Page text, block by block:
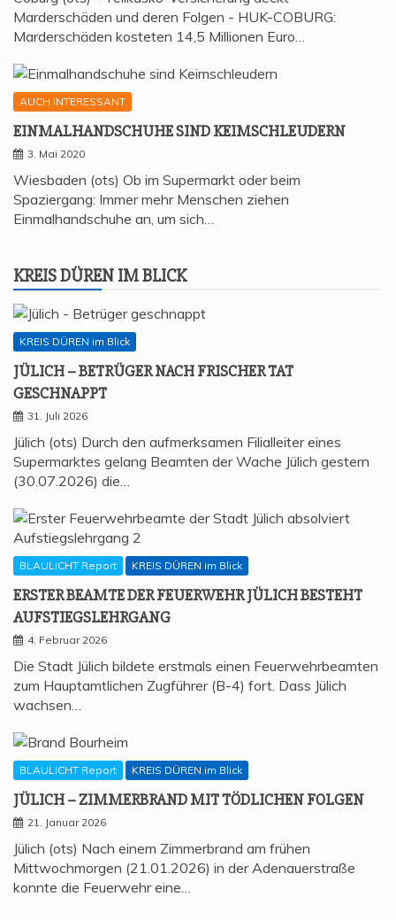
Marderschäden und deren Folgen - HUK-COBURG:
Marderschäden kosteten 14,5 Millionen Euro…
AUCH INTERESSANT
EIN­MAL­HAND­SCHU­HE SIND KEIMSCHLEUDERN
3. Mai 2020
Wiesbaden (ots) Ob im Supermarkt oder beim
Spaziergang: Immer mehr Menschen ziehen
Einmalhandschuhe an, um sich…
KREIS DÜREN IM BLICK
KREIS DÜREN im Blick
JÜLICH – BETRÜ­GER NACH FRI­SCHER TAT
GESCHNAPPT
31. Juli 2026
Jülich (ots) Durch den aufmerksamen Filialleiter eines
Supermarktes gelang Beamten der Wache Jülich gestern
(30.07.2026) die…
BLAULICHT Report KREIS DÜREN im Blick
ERS­TER BEAM­TE DER FEU­ER­WEHR JÜLICH BESTEHT
AUFSTIEGSLEHRGANG
4. Februar 2026
Die Stadt Jülich bildete erstmals einen Feuerwehrbeamten
zum Hauptamtlichen Zugführer (B-4) fort. Dass Jülich
wachsen…
BLAULICHT Report KREIS DÜREN im Blick
JÜLICH – ZIM­MER­BRAND MIT TÖD­LI­CHEN FOLGEN
21. Januar 2026
Jülich (ots) Nach einem Zimmerbrand am frühen
Mittwochmorgen (21.01.2026) in der Adenauerstraße
konnte die Feuerwehr eine…